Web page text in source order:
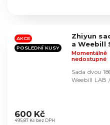
hvězdiček.
AKCE
POSLEDNÍ KUSY
Zhiyun
a Weebill
hodnocení
produktu
Momentálně
nedostupné
495,87 Kč bez DPH
600 Kč
Sada dvou
Weebill LAB